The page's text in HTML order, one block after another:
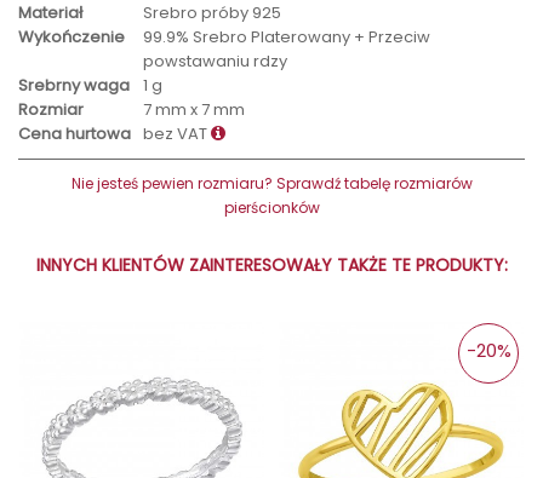
Materiał
Srebro próby 925
Wykończenie
99.9% Srebro Platerowany + Przeciw
powstawaniu rdzy
Srebrny waga 1 g
Rozmiar
7 mm x 7 mm
Cena hurtowa bez VAT
Nie jesteś pewien rozmiaru? Sprawdź tabelę rozmiarów
pierścionków
INNYCH KLIENTÓW ZAINTERESOWAŁY TAKŻE TE PRODUKTY:
-20%